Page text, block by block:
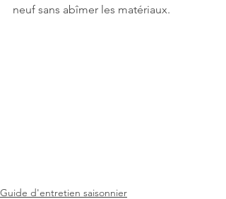
neuf sans abîmer les matériaux.
Guide d'entretien saisonnier